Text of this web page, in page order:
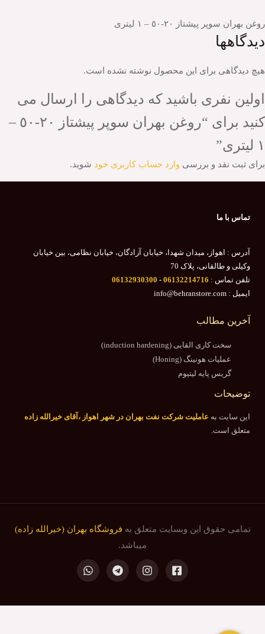
روغن بهران سوپر پيشتاز ٢٠-٥٠ – ١ ليترى
دیدگاهها
هیچ دیدگاهی برای این محصول نوشته نشده است.
اولین نفری باشید که دیدگاهی را ارسال می
کنید برای “روغن بهران سوپر پيشتاز ٢٠-٥٠ –
١ ليترى”
برای ثبت نقد و بررسی وارد حساب کاربری خود شوید.
تماس با ما
آدرس : اهواز، میدان شهدا، خیابان آزادگان، خیابان نظامی، بین خیابان
وکیلی و طالقانی، پلاک 70
تلفن تماس : 06132214716
-
06132930300
ایمیل : info@behranstore.com
آخرین مطالب
سخت کاری القایی (induction hardening)
عملیات هونینگ (Honing)
گریس پایه لیتیوم
توضیحات
این سایت به عاملیت شرکت نفت بهران در شهر اهواز ،آقای خیرالله زاده
متعلق است.
تمامی حقوق این وبسایت متعلق به فروشگاه بهران (خیرالله زاده)
میباشد.